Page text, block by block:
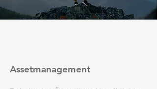
Assetmanagement